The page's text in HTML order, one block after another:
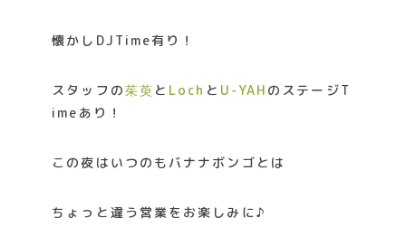
懐かしDJTime有り！
スタッフの茱萸 と Loch と U-YAH のステージT
imeあり！
この夜はいつのもバナナボンゴとは
ちょっと違う営業をお楽しみに♪